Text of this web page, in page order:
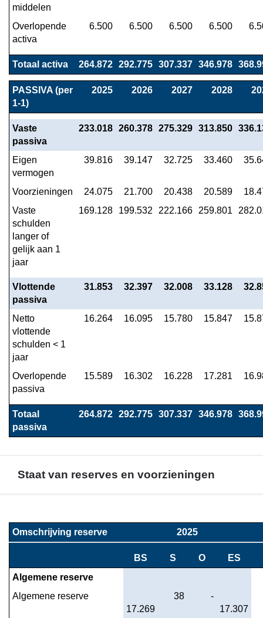
middelen
Overlopende
activa
6.500 6.500 6.500 6.500
Totaal activa 264.872 292.775 307.337 346.978
PASSIVA (per
1-1)
2025 2026 2027 2028
Vaste
passiva
233.018 260.378 275.329 313.850
Eigen
vermogen
39.816 39.147 32.725 33.460
Voorzieningen 24.075 21.700 20.438 20.589
Vaste
schulden
langer of
gelijk aan 1
jaar
169.128 199.532 222.166 259.801
Vlottende
passiva
31.853 32.397 32.008 33.128
Netto
vlottende
schulden < 1
jaar
16.264 16.095 15.780 15.847
Overlopende
passiva
15.589 16.302 16.228 17.281
Totaal
passiva
264.872 292.775 307.337 346.978
Staat van reserves en voorzieningen
naar
De
uiteenzetting
van
Omschrijving reserve 2025
BS S O ES
Algemene reserve
Algemene reserve
17.269
38
-
17.307